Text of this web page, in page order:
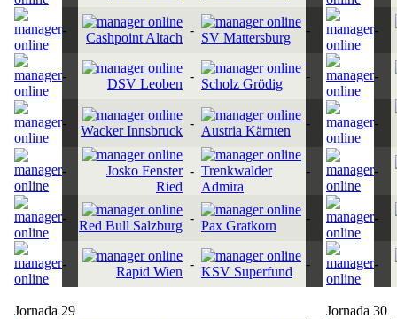
-
Cashpoint Altach
-
SV Mattersburg
- -
-
DSV Leoben
-
Scholz Grödig
- -
-
Wacker Innsbruck
-
Austria Kärnten
- -
-
Josko Fenster
Ried
- Trenkwalder
Admira
- -
-
Red Bull Salzburg
-
Pax Gratkorn
- -
-
Rapid Wien
-
KSV Superfund
- -
Jornada 29 Jornada 30